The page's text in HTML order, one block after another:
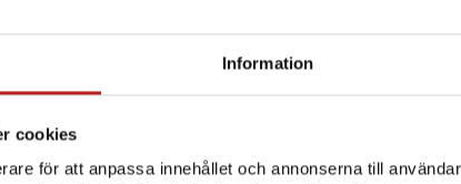
Information
cookies
för att anpassa innehållet och annonserna till